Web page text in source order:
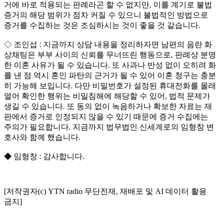
거에 바로 적용되는 판례라곤 할 수 없지만, 이를 계기로 불법
증거의 해당 범위가 점차 커질 수 있으니 불법적인 방법으로
증거를 수집하는 것은 조심하시는 것이 좋을 것 같습니다.
◇ 조인섭 : 지금까지 상담 내용을 정리하자면 남편의 음란 화
상채팅은 부부 사이의 신뢰를 무너뜨린 행동으로, 판례상 분명
한 이혼 사유가 될 수 있습니다. 또 사과나 반성 없이 오히려 화
를 낸 점 역시 혼인 파탄의 근거가 될 수 있어 이혼 청구는 충분
히 가능해 보입니다. 다만 비밀번호가 설정된 휴대전화를 몰래
열어 확인한 행위는 비밀침해에 해당할 수 있어, 법적 문제가
생길 수 있습니다. 또 동의 없이 녹음하거나 확보한 자료는 재
판에서 증거로 인정되지 않을 수 있기 때문에 증거 수집에는
주의가 필요합니다. 지금까지 법무법인 신세계로의 임형창 변
호사와 함께 했습니다.
◆ 임형창 : 감사합니다.
[저작권자(c) YTN radio 무단전재, 재배포 및 AI 데이터 활용
금지]